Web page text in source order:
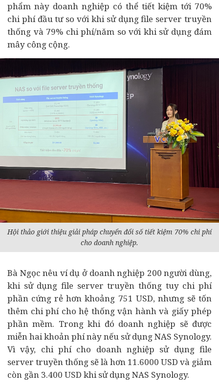
phẩm này doanh nghiệp có thể tiết kiệm tới 70%
chi phí đầu tư so với khi sử dụng file server truyền
thống và 79% chi phí/năm so với khi sử dụng đám
mây công cộng.
Hội thảo giới thiệu giải pháp chuyển đổi số tiết kiệm 70% chi phí
cho doanh nghiệp.
Bà Ngọc nêu ví dụ ở doanh nghiệp 200 người dùng,
khi sử dụng file server truyền thống tuy chi phí
phần cứng rẻ hơn khoảng 751 USD, nhưng sẽ tốn
thêm chi phí cho hệ thống vận hành và giấy phép
phần mềm. Trong khi đó doanh nghiệp sẽ được
miễn hai khoản phí này nếu sử dụng NAS Synology.
Vì vậy, chi phí cho doanh nghiệp sử dụng file
server truyền thống sẽ là hơn 11.6000 USD và giảm
còn gần 3.400 USD khi sử dụng NAS Synology.